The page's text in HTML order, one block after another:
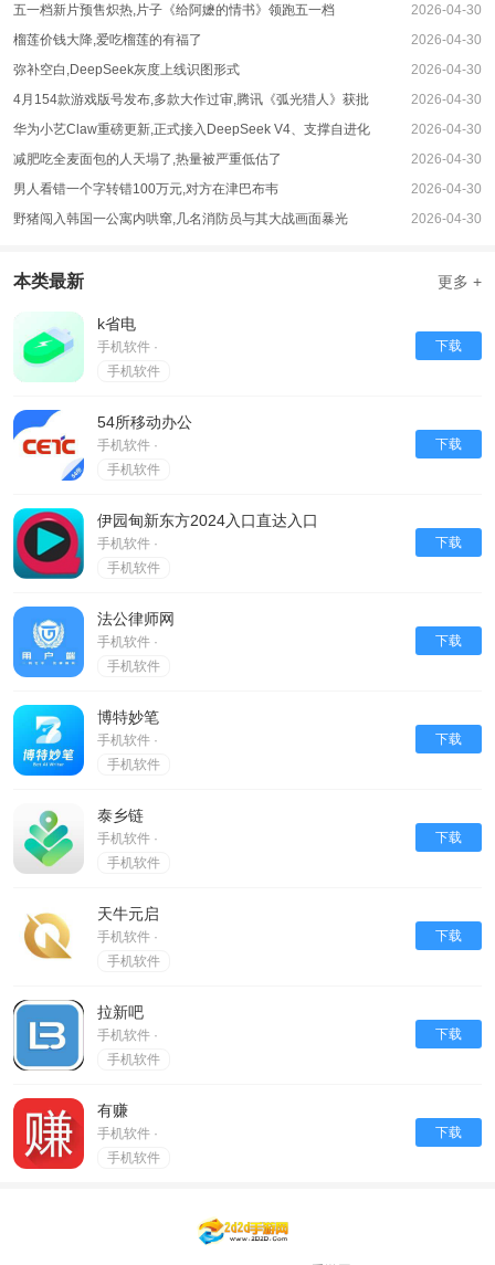
应用优势
1、最后，AIPlus智能助理还支持声音的输入与输出，可以让使用者在任何地
方、任何、任何地点进行操作。
2、这个功能非常实用，可以让用户在不方便使用键盘的情况下，使用语音进行
操作。
五一档新片预售炽热,片子《给阿嬷的情书》领跑五一档
2026-04-30
榴莲价钱大降,爱吃榴莲的有福了
2026-04-30
弥补空白,DeepSeek灰度上线识图形式
2026-04-30
4月154款游戏版号发布,多款大作过审,腾讯《弧光猎人》获批
2026-04-30
华为小艺Claw重磅更新,正式接入DeepSeek V4、支撑自进化
2026-04-30
减肥吃全麦面包的人天塌了,热量被严重低估了
2026-04-30
男人看错一个字转错100万元,对方在津巴布韦
2026-04-30
野猪闯入韩国一公寓内哄窜,几名消防员与其大战画面暴光
2026-04-30
本类最新 更多 +
k省电
手机软件 ·
手机软件
下载
54所移动办公
手机软件 ·
手机软件
下载
伊园甸新东方2024入口直达入口
手机软件 ·
手机软件
下载
法公律师网
手机软件 ·
手机软件
下载
博特妙笔
手机软件 ·
手机软件
下载
泰乡链
手机软件 ·
手机软件
下载
天牛元启
手机软件 ·
手机软件
下载
拉新吧
手机软件 ·
手机软件
下载
有赚
手机软件 ·
手机软件
下载